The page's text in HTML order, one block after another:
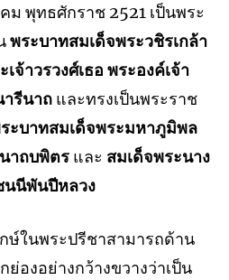
ม พุทธศักราช 2521 เป็นพระ
พระบาทสมเด็จพระวชิรเกล้า
เจ้าวรวงศ์เธอ พระองค์เจ้า
รีนาถ และทรงเป็นพระราช
ะบาทสมเด็จพระมหาภูมิพล
าถบพิตร และ สมเด็จพระนาง
นนีพันปีหลวง
ษ์ในพระปรีชาสามารถด้าน
องอย่างกว้างขวางว่าเป็น